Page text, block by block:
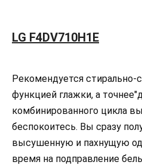
LG F4DV710H1E
Рекомендуется
функцией глажки, а
комбинированного цикла
беспокоитесь. Вы сразу
высушенную и пахнущую
время на подправление